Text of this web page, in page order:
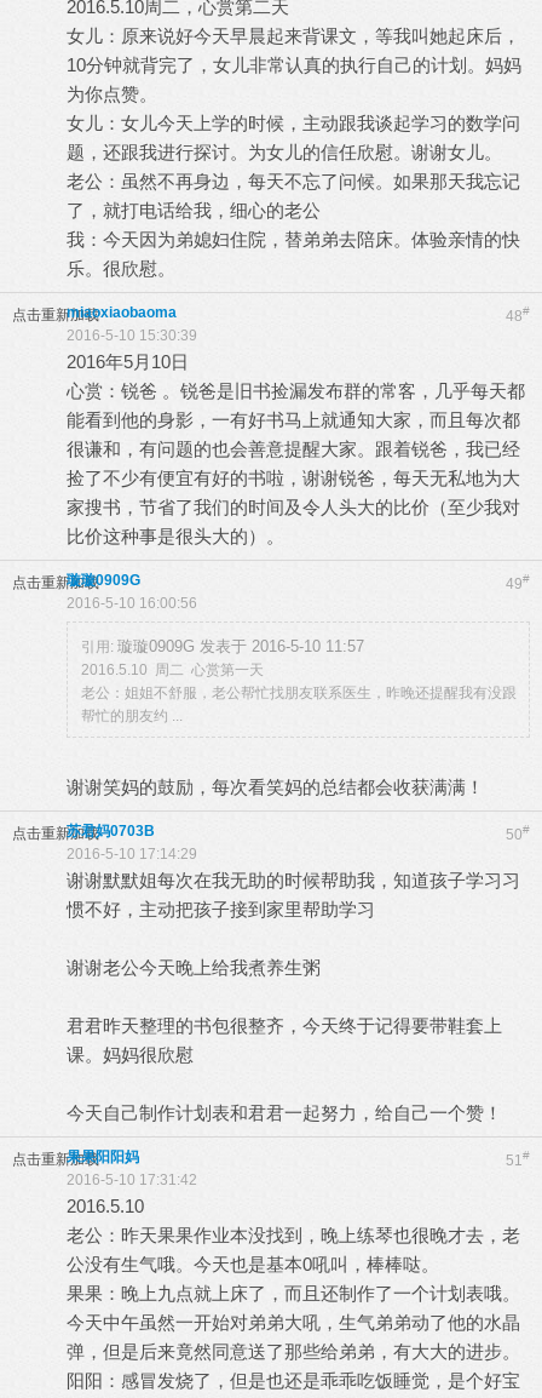
2016.5.10周二，心赏第二天
女儿：原来说好今天早晨起来背课文，等我叫她起床后，
10分钟就背完了，女儿非常认真的执行自己的计划。妈妈
为你点赞。
女儿：女儿今天上学的时候，主动跟我谈起学习的数学问
题，还跟我进行探讨。为女儿的信任欣慰。谢谢女儿。
老公：虽然不再身边，每天不忘了问候。如果那天我忘记
了，就打电话给我，细心的老公
我：今天因为弟媳妇住院，替弟弟去陪床。体验亲情的快
乐。很欣慰。
点击重新加载 48#
miaoxiaobaoma
2016-5-10 15:30:39
2016年5月10日
心赏：锐爸 。锐爸是旧书捡漏发布群的常客，几乎每天都
能看到他的身影，一有好书马上就通知大家，而且每次都
很谦和，有问题的也会善意提醒大家。跟着锐爸，我已经
捡了不少有便宜有好的书啦，谢谢锐爸，每天无私地为大
家搜书，节省了我们的时间及令人头大的比价（至少我对
比价这种事是很头大的）。
点击重新加载 49#
璇璇0909G
2016-5-10 16:00:56
引用: 璇璇0909G 发表于 2016-5-10 11:57
2016.5.10 周二 心赏第一天
老公：姐姐不舒服，老公帮忙找朋友联系医生，昨晚还提醒我有没跟
帮忙的朋友约 ...
谢谢笑妈的鼓励，每次看笑妈的总结都会收获满满！
点击重新加载 50#
苏君妈0703B
2016-5-10 17:14:29
谢谢默默姐每次在我无助的时候帮助我，知道孩子学习习
惯不好，主动把孩子接到家里帮助学习
谢谢老公今天晚上给我煮养生粥
君君昨天整理的书包很整齐，今天终于记得要带鞋套上
课。妈妈很欣慰
今天自己制作计划表和君君一起努力，给自己一个赞！
点击重新加载 51#
果果阳阳妈
2016-5-10 17:31:42
2016.5.10
老公：昨天果果作业本没找到，晚上练琴也很晚才去，老
公没有生气哦。今天也是基本0吼叫，棒棒哒。
果果：晚上九点就上床了，而且还制作了一个计划表哦。
今天中午虽然一开始对弟弟大吼，生气弟弟动了他的水晶
弹，但是后来竟然同意送了那些给弟弟，有大大的进步。
阳阳：感冒发烧了，但是也还是乖乖吃饭睡觉，是个好宝